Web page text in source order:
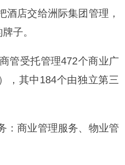
酒店交给洲际集团管理，
子。
管受托管理472个商业广
，其中184个由独立第三
：商业管理服务、物业管